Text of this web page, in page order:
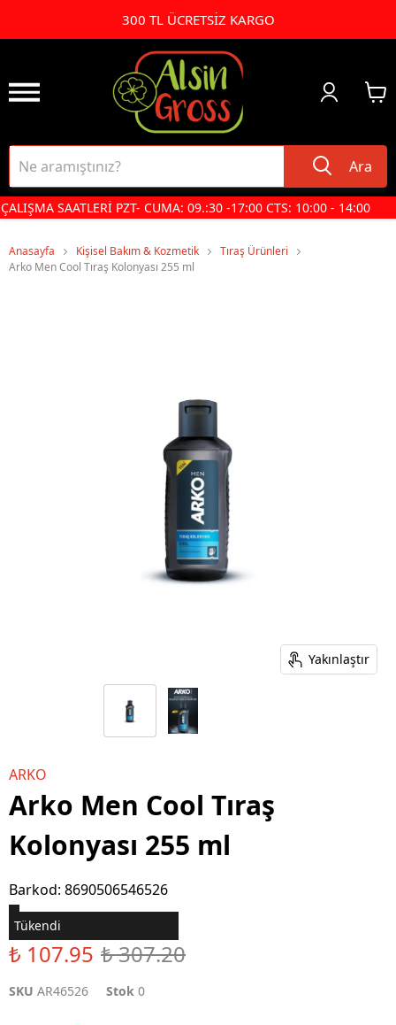
300 TL ÜCRETSİZ KARGO
Ara
SAATLERİ PZT- CUMA: 09.:30 -17:00 CTS: 10:00 - 14:00
Anasayfa Kişisel Bakım & Kozmetik
Tıraş Ürünleri
Arko Men Cool Tıraş Kolonyası 255 ml
Yakınlaştır
ARKO
Arko Men Cool Tıraş
Kolonyası 255 ml
Barkod: 8690506546526
Tükendi
₺ 107.95 ₺ 307.20
SKU AR46526 Stok 0